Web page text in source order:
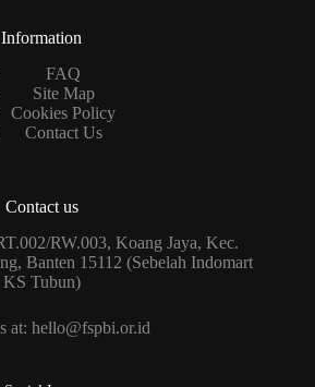
Information
FAQ
Site Map
Cookies Policy
Contact Us
Contact us
RW.003, Koang Jaya, Kec.
Banten 15112 (Sebelah Indomart
KS Tubun)
at: hello@fspbi.or.id